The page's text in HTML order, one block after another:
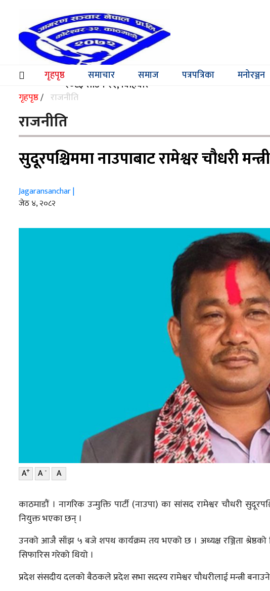
२०८३ साउन २१, बिहिबार
गृहपृष्ठ
(current) समाचार समाज पत्रपत्रिका मनोरञ्जन
समाचार
समाज
पत्रपत्रिका
मनोरञ्जन
विश्व
स्वास्थ्य
वाणिज्य
गृहपृष्ठ/ राजनीति
राजनीति
सुदूरपश्चिममा नाउपाबाट रामेश्वर चौधरी
Jagaransanchar |
जेठ ४, २०८२
A+ A- A
काठमाडौं । नागरिक उन्मुक्ति पार्टी (नाउपा) का सांसद रामेश्वर चौधरी
नियुक्त भएका छन् ।
उनको आजै साँझ ५ बजे शपथ कार्यक्रम तय भएको छ । अध्यक्ष रञ्जिता श्रेष्ठको
सिफारिस गरेको थियो ।
प्रदेश संसदीय दलको बैठकले प्रदेश सभा सदस्य रामेश्वर चौधरीलाई मन्त्री बनाउने